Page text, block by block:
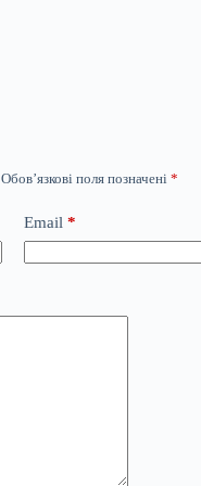
Обов’язкові поля позначені *
Email *